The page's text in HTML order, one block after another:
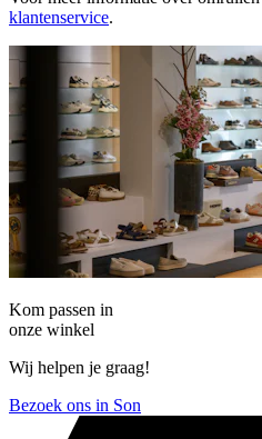
klantenservice.
Kom passen in
onze winkel
Wij helpen je graag!
Bezoek ons in Son